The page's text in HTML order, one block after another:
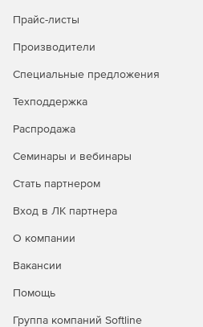
Создание кластеров высокой
виртуализации в ручном и
инфраструктуры.
физические узлы (Distributed
Создание групп ВМ из
Клонирование ВМ.
Прайс-листы
Производители
Специальные предложения
Техподдержка
Распродажа
Семинары и вебинары
Стать партнером
Вход в ЛК партнера
О компании
Вакансии
Помощь
Группа компаний Softline